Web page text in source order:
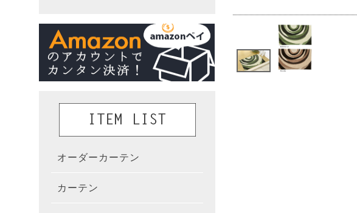
オーダーカーテン
カーテン